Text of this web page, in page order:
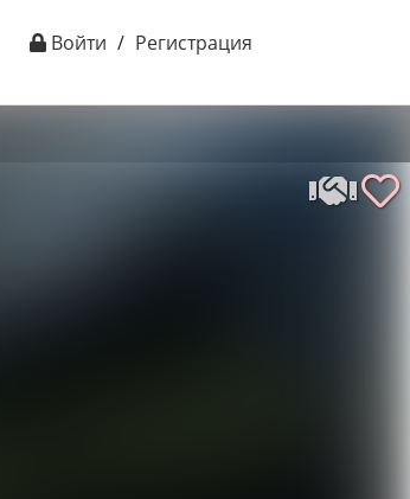
Войти / Регистрация